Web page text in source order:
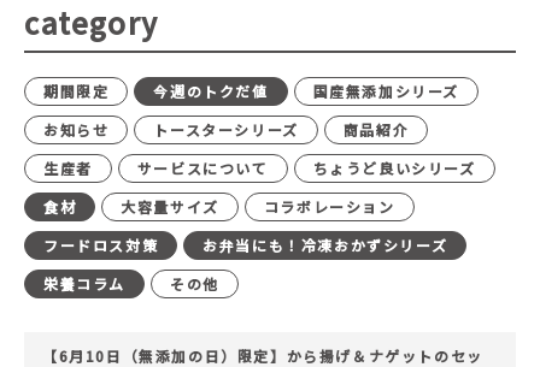
category
期間限定 今週のトクだ値
国産無添加シリーズ
お知らせ
トースターシリーズ
商品紹介
生産者
サービスについて
ちょうど良いシリーズ
食材
大容量サイズ
コラボレーション
フードロス対策
お弁当にも！冷凍おかずシリーズ
栄養コラム
その他
【6月10日（無添加の日）限定】から揚げ＆ナゲットのセッ